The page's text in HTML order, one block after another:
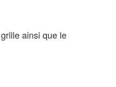
ainsi que le